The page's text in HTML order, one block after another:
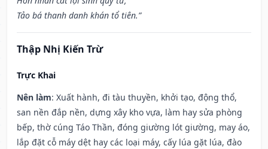
Tảo bá thanh danh khán tổ tiên.”
Thập Nhị Kiến Trừ
Trực Khai
Nên làm: Xuất hành, đi tàu thuyền, khởi tạo, động thổ,
san nền đắp nền, dựng xây kho vựa, làm hay sửa phòng
bếp, thờ cúng Táo Thần, đóng giường lót giường, may áo,
lắp đặt cỗ máy dệt hay các loại máy, cấy lúa gặt lúa, đào